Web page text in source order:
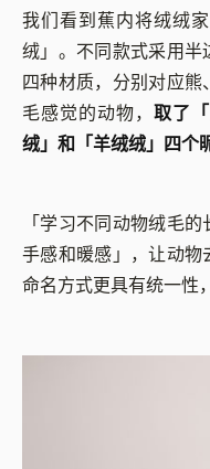
我们看到蕉内将绒绒
绒」。不同款式采用
四种材质，分别对应
毛感觉的动物，取了
绒」和「羊绒绒」四个
「学习不同动物绒毛
手感和暖感」，让动物
命名方式更具有统一性